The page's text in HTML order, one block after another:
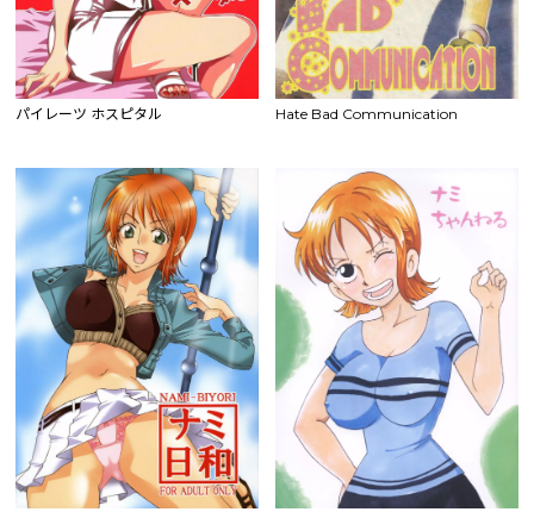
パイレーツ ホスピタル Hate Bad Communication